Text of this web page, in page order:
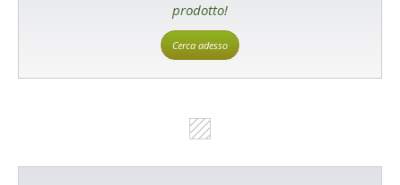
prodotto!
Cerca adesso